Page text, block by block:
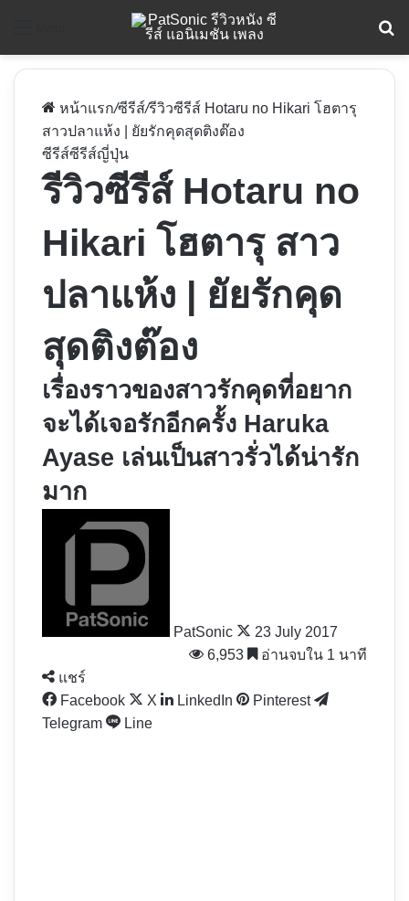
หน้าแรก/ซีรีส์/รีวิวซีรีส์ Hotaru no Hikari โฮตารุ
สาวปลาแห้ง | ยัยรักคุดสุดติงต๊อง
ซีรีส์ซีรีส์ญี่ปุ่น
รีวิวซีรีส์ Hotaru no
Hikari โฮตารุ สาว
ปลาแห้ง | ยัยรักคุด
สุดติงต๊อง
เรื่องราวของสาวรักคุดที่อยาก
จะได้เจอรักอีกครั้ง Haruka
Ayase เล่นเป็นสาวรั่วได้น่ารัก
มาก
PatSonic
23 July 2017
6,953
อ่านจบใน 1 นาที
แชร์
Facebook
X LinkedIn
Pinterest
Telegram
Line